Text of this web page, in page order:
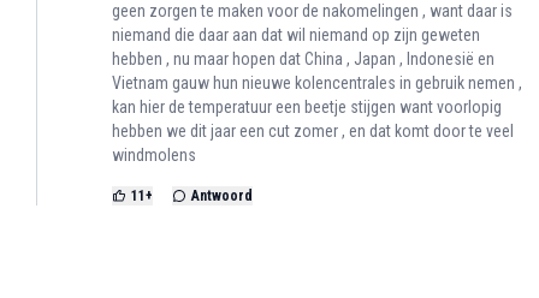
geen zorgen te maken voor de nakomelingen , want daar is
niemand die daar aan dat wil niemand op zijn geweten
hebben , nu maar hopen dat China , Japan , Indonesië en
Vietnam gauw hun nieuwe kolencentrales in gebruik nemen ,
kan hier de temperatuur een beetje stijgen want voorlopig
hebben we dit jaar een cut zomer , en dat komt door te veel
windmolens
11 + Antwoord